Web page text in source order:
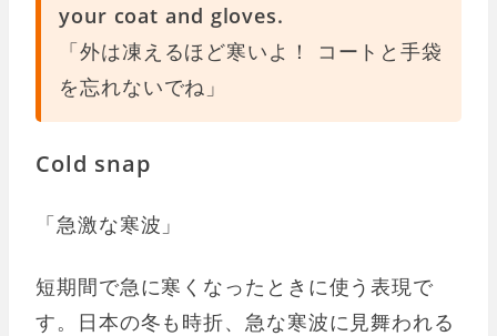
your coat and gloves.
「外は凍えるほど寒いよ！ コートと手袋
を忘れないでね」
Cold snap
「急激な寒波」
短期間で急に寒くなったときに使う表現で
す。日本の冬も時折、急な寒波に見舞われる